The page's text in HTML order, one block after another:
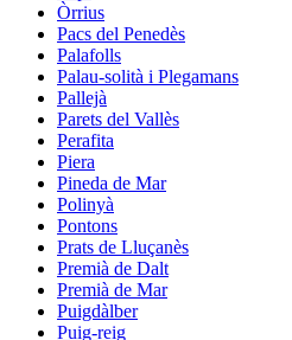
Òrrius
Pacs del Penedès
Palafolls
Palau-solità i Plegamans
Pallejà
Parets del Vallès
Perafita
Piera
Pineda de Mar
Polinyà
Pontons
Prats de Lluçanès
Premià de Dalt
Premià de Mar
Puigdàlber
Puig-reig